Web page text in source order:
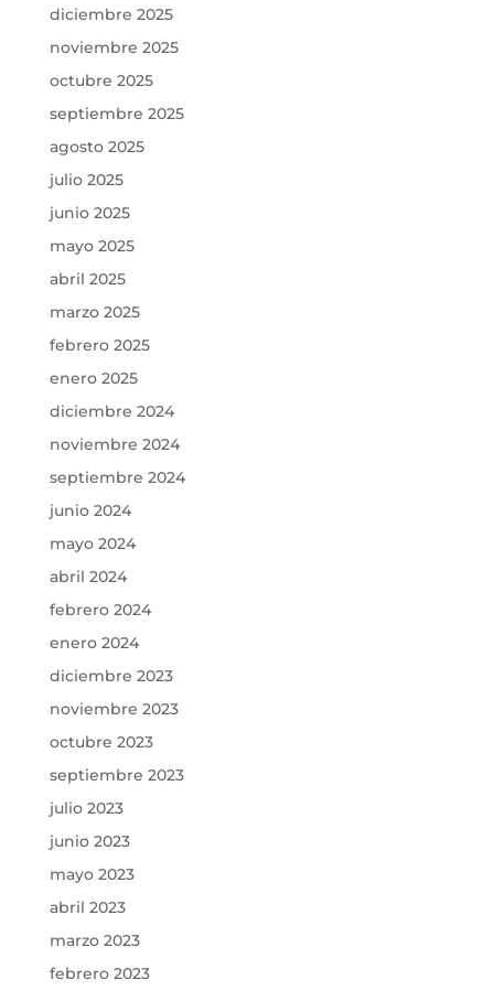
diciembre 2025
noviembre 2025
octubre 2025
septiembre 2025
agosto 2025
julio 2025
junio 2025
mayo 2025
abril 2025
marzo 2025
febrero 2025
enero 2025
diciembre 2024
noviembre 2024
septiembre 2024
junio 2024
mayo 2024
abril 2024
febrero 2024
enero 2024
diciembre 2023
noviembre 2023
octubre 2023
septiembre 2023
julio 2023
junio 2023
mayo 2023
abril 2023
marzo 2023
febrero 2023